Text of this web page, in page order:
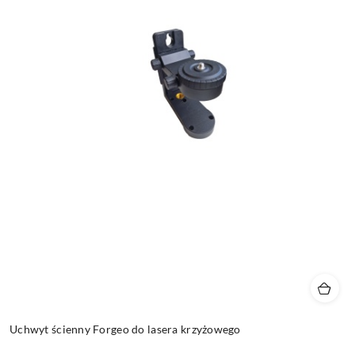
Uchwyt ścienny Forgeo do lasera krzyżowego